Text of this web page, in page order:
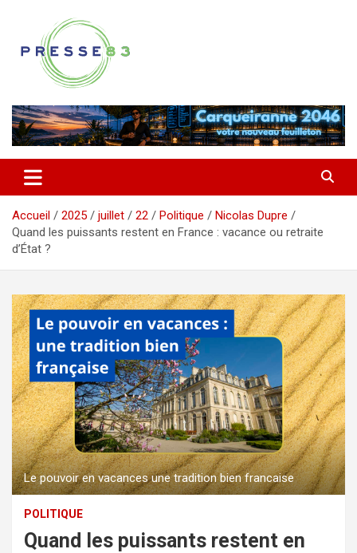
contenu
Presse 83
Accueil 2025 juillet 22 Politique
Nicolas Dupre
Quand les puissants restent en France : vacance ou retraite
d’État ?
Le pouvoir en vacances une tradition bien francaise
POLITIQUE
Quand les puissants restent en